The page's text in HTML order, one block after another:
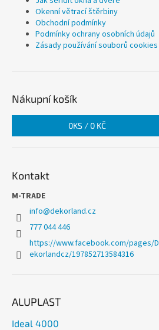
Okenní větrací štěrbiny
Obchodní podmínky
Podmínky ochrany osobních údajů
Zásady používání souborů cookies
Nákupní košík
0KS / 0 KČ
Kontakt
M-TRADE
info@dekorland.cz
777 044 446
https://www.facebook.com/pages/D
ekorlandcz/197852713584316
ALUPLAST
Ideal 4000